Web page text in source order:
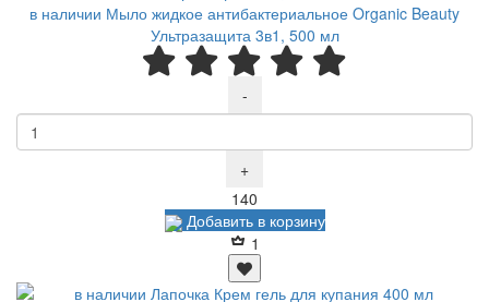
в наличии Мыло жидкое антибактериальное Organic Beauty
Ультразащита 3в1, 500 мл
-
+
140
Добавить в корзину
1